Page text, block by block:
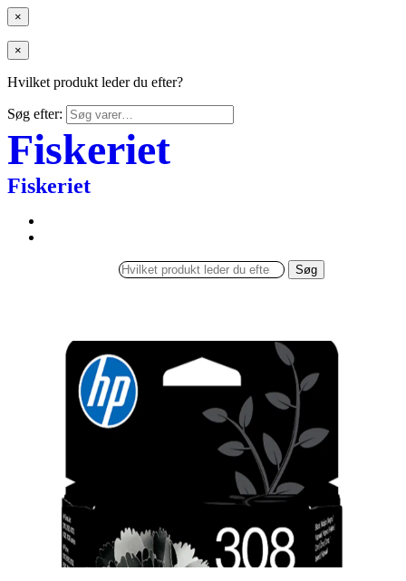
×
×
Hvilket produkt leder du efter?
Søg efter:
Fiskeriet
Fiskeriet
Søg